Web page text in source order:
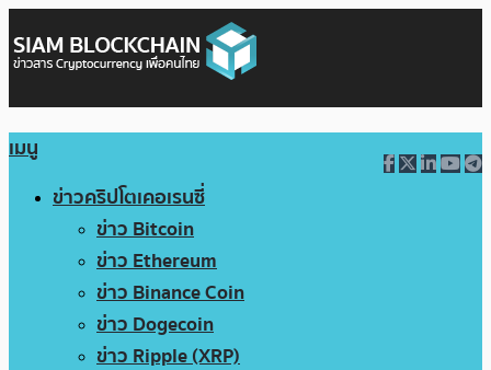
เมนู
ข่าวคริปโตเคอเรนซี่
ข่าว Bitcoin
ข่าว Ethereum
ข่าว Binance Coin
ข่าว Dogecoin
ข่าว Ripple (XRP)